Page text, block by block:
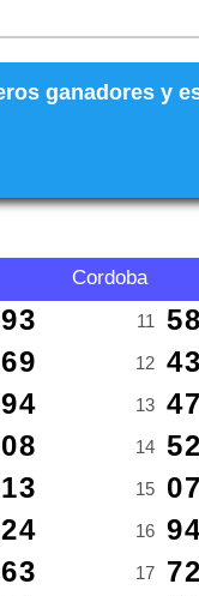
ganadores
Cordoba
11
12
13
14
15
16
17